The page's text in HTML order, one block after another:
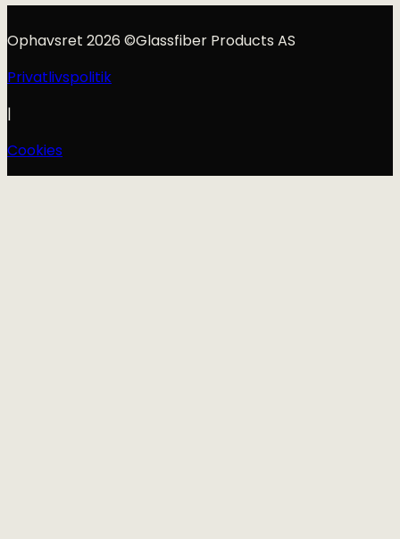
Ophavsret 2026 ©Glassfiber Products AS
Privatlivspolitik
|
Cookies